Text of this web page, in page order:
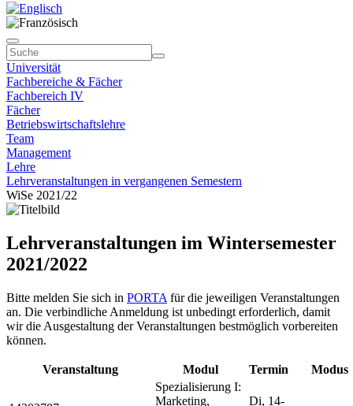
Universität
Fachbereiche & Fächer
Fachbereich IV
Fächer
Betriebswirtschaftslehre
Team
Management
Lehre
Lehrveranstaltungen in vergangenen Semestern
WiSe 2021/22
Lehrveranstaltungen im Wintersemester
2021/2022
Bitte melden Sie sich in PORTA für die jeweiligen Veranstaltungen
an. Die verbindliche Anmeldung ist unbedingt erforderlich, damit
wir die Ausgestaltung der Veranstaltungen bestmöglich vorbereiten
können.
Veranstaltung Modul Termin Modus
Spezialisierung I:
Marketing,
Di, 14-